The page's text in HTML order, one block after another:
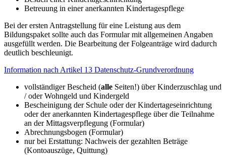
Betreuung in einer anerkannten Kindertagespflege
Bei der ersten Antragstellung für eine Leistung aus dem
Bildungspaket sollte auch das Formular mit allgemeinen Angaben
ausgefüllt werden. Die Bearbeitung der Folgeanträge wird dadurch
deutlich beschleunigt.
Information nach Artikel 13 Datenschutz-Grundverordnung
vollständiger Bescheid (alle Seiten!) über Kinderzuschlag und
/ oder Wohngeld und Kindergeld
Bescheinigung der Schule oder der Kindertageseinrichtung
oder der anerkannten Kindertagespflege über die Teilnahme
an der Mittagsverpflegung (Formular)
Abrechnungsbogen (Formular)
nur bei Erstattung: Nachweis der gezahlten Beträge
(Kontoauszüge, Quittung)